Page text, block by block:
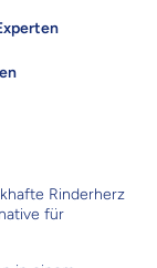
Rinderherz
für